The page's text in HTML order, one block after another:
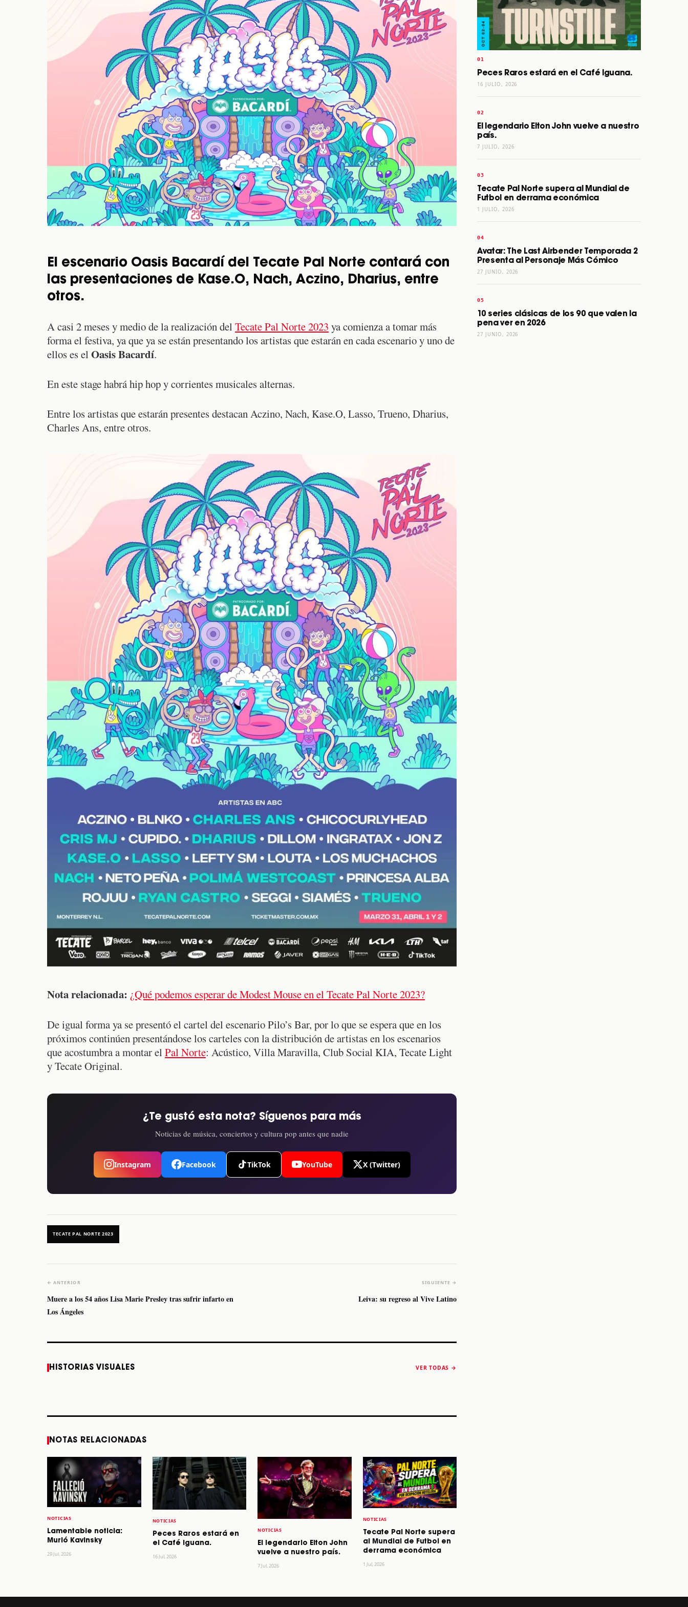
El escenario Oasis Bacardí del Tecate Pal Norte contará con
las presentaciones de Kase.O, Nach, Aczino, Dharius, entre
otros.
A casi 2 meses y medio de la realización del Tecate Pal Norte 2023 ya comienza a tomar más
forma el festiva, ya que ya se están presentando los artistas que estarán en cada escenario y uno de
ellos es el Oasis Bacardí.
En este stage habrá hip hop y corrientes musicales alternas.
Entre los artistas que estarán presentes destacan Aczino, Nach, Kase.O, Lasso, Trueno, Dharius,
Charles Ans, entre otros.
Nota relacionada: ¿Qué podemos esperar de Modest Mouse en el Tecate Pal Norte 2023?
De igual forma ya se presentó el cartel del escenario Pilo’s Bar, por lo que se espera que en los
próximos continúen presentándose los carteles con la distribución de artistas en los escenarios
que acostumbra a montar el Pal Norte: Acústico, Villa Maravilla, Club Social KIA, Tecate Light
y Tecate Original.
¿Te gustó esta nota? Síguenos para más
Noticias de música, conciertos y cultura pop antes que nadie
Instagram Facebook TikTok YouTube X (Twitter)
TECATE PAL NORTE 2023
← ANTERIOR
Muere a los 54 años Lisa Marie Presley tras sufrir infarto en
Los Ángeles
SIGUIENTE →
Leiva: su regreso al Vive Latino
HISTORIAS VISUALES VER TODAS →
Monterrey el próximo
NOTAS RELACIONADAS
NOTICIAS
Lamentable noticia:
Murió Kavinsky
29 Jul, 2026
NOTICIAS
Peces Raros estará en
el Café Iguana.
16 Jul, 2026
NOTICIAS
El legendario Elton John
vuelve a nuestro país.
7 Jul, 2026
NOTICIAS
Tecate Pal Norte supera
al Mundial de Futbol en
derrama económica
1 Jul, 2026
Peces Raros estará en el Café Iguana.
16 JULIO, 2026
El legendario Elton John vuelve a nuestro
país.
7 JULIO, 2026
Tecate Pal Norte supera al Mundial de
Futbol en derrama económica
1 JULIO, 2026
Avatar: The Last Airbender Temporada 2
Presenta al Personaje Más Cómico
27 JUNIO, 2026
10 series clásicas de los 90 que valen la
pena ver en 2026
27 JUNIO, 2026